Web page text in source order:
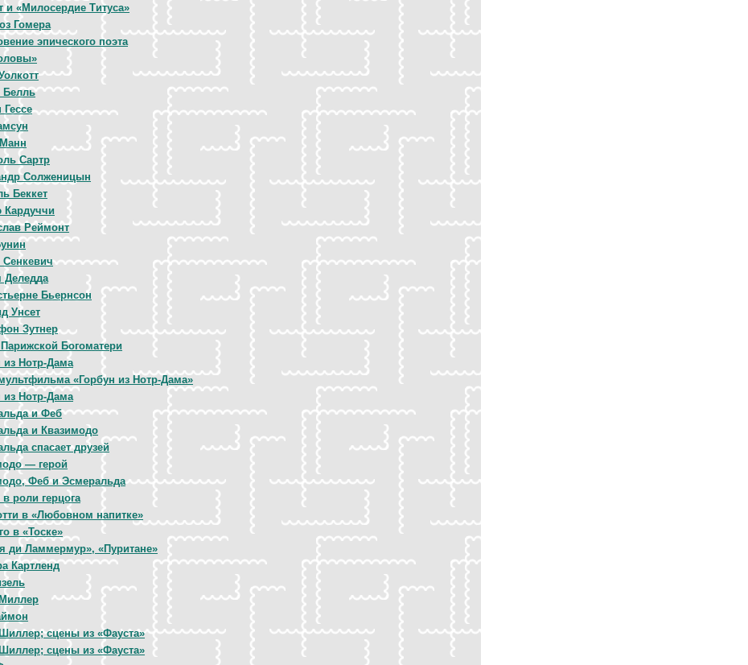
и «Милосердие Титуса»
Гомера
эпического поэта
Белль
Гессе
Сартр
Солженицын
Беккет
Кардуччи
Реймонт
Сенкевич
Деледда
Бьернсон
Унсет
Зутнер
Богоматери
из Нотр-Дама
«Горбун из Нотр-Дама»
из Нотр-Дама
и Феб
и Квазимодо
спасает друзей
— герой
Феб и Эсмеральда
в роли герцога
в «Любовном напитке»
в «Тоске»
ди Ламмермур», «Пуритане»
Картленд
сцены из «Фауста»
сцены из «Фауста»